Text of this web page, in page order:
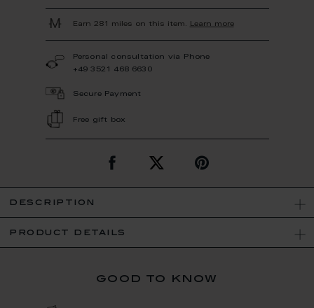
Earn 281 miles on this item. Learn more
Personal consultation via Phone
+49 3521 468 6630
Secure Payment
Free gift box
description
product details
good to know